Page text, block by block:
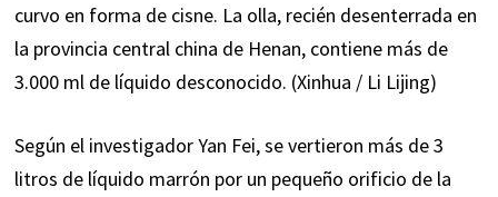
curvo en forma de cisne. La olla, recién desenterrada en
la provincia central china de Henan, contiene más de
3.000 ml de líquido desconocido. (Xinhua / Li Lijing)
Según el investigador Yan Fei, se vertieron más de 3
litros de líquido marrón por un pequeño orificio de la